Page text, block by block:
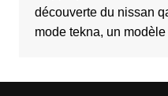
découverte du nissan
mode tekna, un